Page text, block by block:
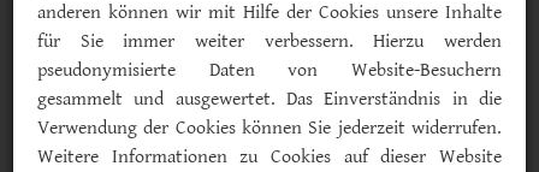
Formula-Diät bei Diabetes Typ 2
Intervallfasten mit Abnehm-
Shake senkt HbA1c besser als
Medikamente
anderen können wir mit Hilfe der Cookies unsere Inhalte
für Sie immer weiter verbessern. Hierzu werden
pseudonymisierte Daten von Website-Besuchern
gesammelt und ausgewertet. Das Einverständnis in die
Verwendung der Cookies können Sie jederzeit widerrufen.
Weitere Informationen zu Cookies auf dieser Website